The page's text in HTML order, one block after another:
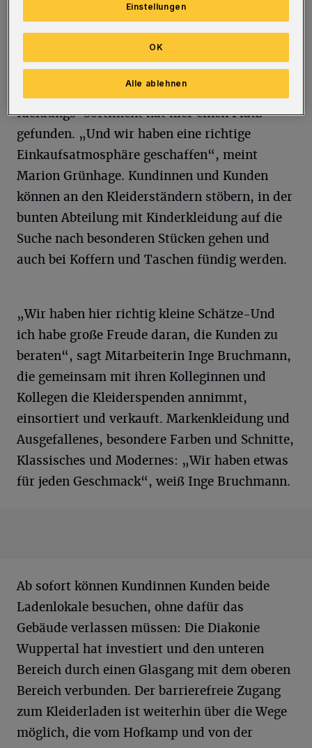
Dekoration waren anfangs von den alten
Standorten umgezogen.
Inzwischen sind auch die Bauarbeiten im
Kleidungs-Sortiment hat hier einen Platz
gefunden. „Und wir haben eine richtige
Einkaufsatmosphäre geschaffen“, meint
Marion Grünhage. Kundinnen und Kunden
können an den Kleiderständern stöbern, in der
bunten Abteilung mit Kinderkleidung auf die
Suche nach besonderen Stücken gehen und
auch bei Koffern und Taschen fündig werden.
„Wir haben hier richtig kleine Schätze-Und
ich habe große Freude daran, die Kunden zu
beraten“, sagt Mitarbeiterin Inge Bruchmann,
die gemeinsam mit ihren Kolleginnen und
Kollegen die Kleiderspenden annimmt,
einsortiert und verkauft. Markenkleidung und
Ausgefallenes, besondere Farben und Schnitte,
Klassisches und Modernes: „Wir haben etwas
für jeden Geschmack“, weiß Inge Bruchmann.
Ab sofort können Kundinnen Kunden beide
Ladenlokale besuchen, ohne dafür das
Gebäude verlassen müssen: Die Diakonie
Wuppertal hat investiert und den unteren
Bereich durch einen Glasgang mit dem oberen
Bereich verbunden. Der barrierefreie Zugang
zum Kleiderladen ist weiterhin über die Wege
möglich, die vom Hofkamp und von der
Einstellungen
Alle ablehnen
OK